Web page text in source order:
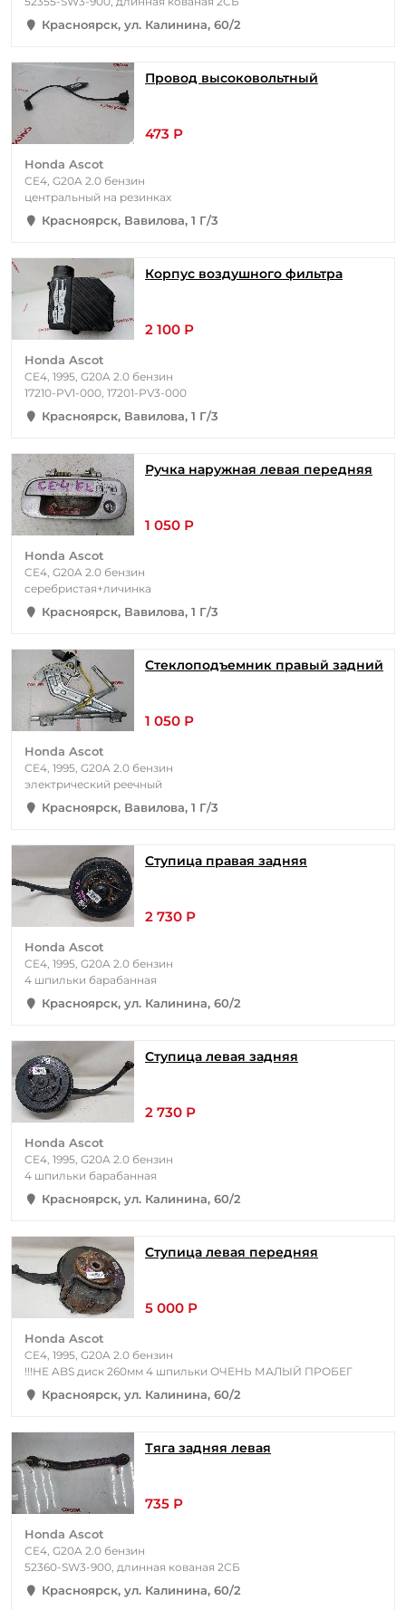
Красноярск, ул. Калинина, 60/2
Провод высоковольтный
473 Р
Honda Ascot
CE4, G20A 2.0 бензин
центральный на резинках
Красноярск, Вавилова, 1 Г/3
Корпус воздушного фильтра
2 100 Р
Honda Ascot
CE4, 1995, G20A 2.0 бензин
17210-PV1-000, 17201-PV3-000
Красноярск, Вавилова, 1 Г/3
Ручка наружная левая передняя
1 050 Р
Honda Ascot
CE4, G20A 2.0 бензин
серебристая+личинка
Красноярск, Вавилова, 1 Г/3
Стеклоподъемник правый задний
1 050 Р
Honda Ascot
CE4, 1995, G20A 2.0 бензин
электрический реечный
Красноярск, Вавилова, 1 Г/3
Ступица правая задняя
2 730 Р
Honda Ascot
CE4, 1995, G20A 2.0 бензин
4 шпильки барабанная
Красноярск, ул. Калинина, 60/2
Ступица левая задняя
2 730 Р
Honda Ascot
CE4, 1995, G20A 2.0 бензин
4 шпильки барабанная
Красноярск, ул. Калинина, 60/2
Ступица левая передняя
5 000 Р
Honda Ascot
CE4, 1995, G20A 2.0 бензин
!!!НЕ ABS диск 260мм 4 шпильки ОЧЕНЬ МАЛЫЙ ПРОБЕГ
Красноярск, ул. Калинина, 60/2
Тяга задняя левая
735 Р
Honda Ascot
CE4, G20A 2.0 бензин
52360-SW3-900, длинная кованая 2СБ
Красноярск, ул. Калинина, 60/2